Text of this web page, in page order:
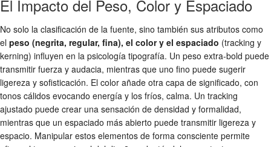
El Impacto del Peso, Color y Espaciado
No solo la clasificación de la fuente, sino también sus atributos como
el peso (negrita, regular, fina), el color y el espaciado (tracking y
kerning) influyen en la psicología tipografía. Un peso extra-bold puede
transmitir fuerza y audacia, mientras que uno fino puede sugerir
ligereza y sofisticación. El color añade otra capa de significado, con
tonos cálidos evocando energía y los fríos, calma. Un tracking
ajustado puede crear una sensación de densidad y formalidad,
mientras que un espaciado más abierto puede transmitir ligereza y
espacio. Manipular estos elementos de forma consciente permite